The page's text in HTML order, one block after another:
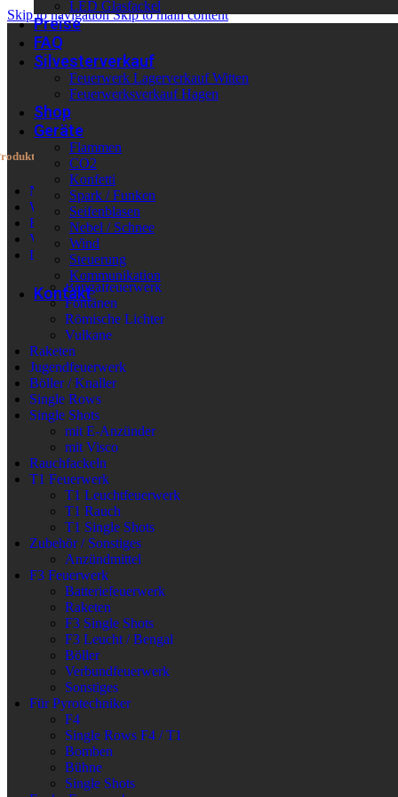
Skip to navigationSkip to main content
LED Glasfackel
Preise
FAQ
Silvesterverkauf
Feuerwerk Lagerverkauf Witten
Feuerwerksverkauf Hagen
Shop
Geräte
Flammen
CO2
Konfetti
Spark / Funken
Seifenblasen
Nebel / Schnee
Wind
Steuerung
Kommunikation
Kontakt
Neu im Shop
Wieder verfügbar
Batteriefeuerwerk
Verbundfeuerwerk
Leuchtfeuerwerk
Sonnen / Vögel / sonst.
Bengalfeuerwerk
Fontänen
Römische Lichter
Vulkane
Raketen
Jugendfeuerwerk
Böller / Knaller
Single Rows
Single Shots
mit E-Anzünder
mit Visco
Rauchfackeln
T1 Feuerwerk
T1 Leuchtfeuerwerk
T1 Rauch
T1 Single Shots
Zubehör / Sonstiges
Anzündmittel
F3 Feuerwerk
Batteriefeuerwerk
Raketen
F3 Single Shots
F3 Leucht / Bengal
Böller
Verbundfeuerwerk
Sonstiges
Für Pyrotechniker
F4
Single Rows F4 / T1
Bomben
Bühne
Single Shots